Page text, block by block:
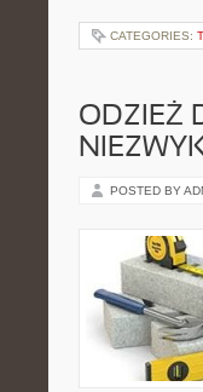
CATEGORIES:
ODZIEŻ
POSTED BY